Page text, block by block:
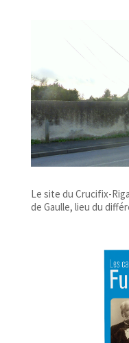
Le site du Crucifix-
de Gaulle, lieu du